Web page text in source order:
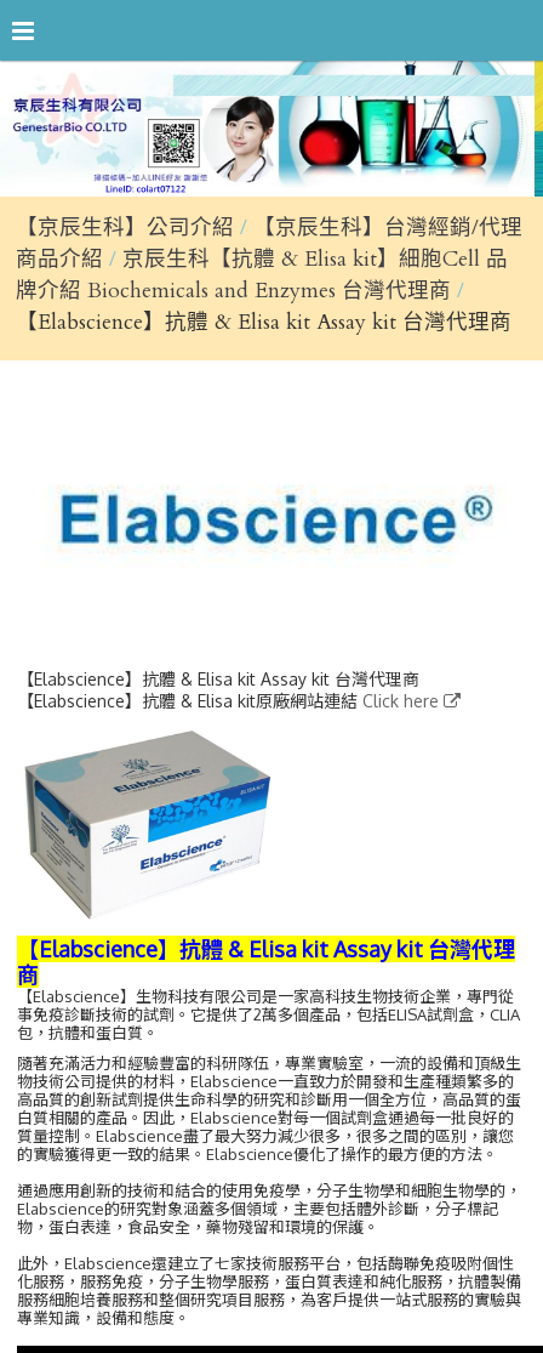
【京辰生科】公司介紹
【京辰生科】台灣經銷/代理
商品介紹 京辰生科【抗體 & Elisa kit】細胞Cell 品
牌介紹 Biochemicals and Enzymes 台灣代理商
【Elabscience】抗體 & Elisa kit Assay kit 台灣代理商
【Elabscience】抗體 & Elisa kit Assay kit 台灣代理商
【Elabscience】抗體 & Elisa kit原廠網站連結 Click here
【Elabscience】抗體 & Elisa kit Assay kit 台灣代理
商
【Elabscience】 生物科技有限公司是一家高科技生物技術企業，專門從
事免疫診斷技術的試劑。它提供了2萬多個產品，包括ELISA試劑盒，CLIA
包，抗體和蛋白質。
隨著充滿活力和經驗豐富的科研隊伍，專業實驗室，一流的設備和頂級生
物技術公司提供的材料，Elabscience一直致力於開發和生產種類繁多的
高品質的創新試劑提供生命科學的研究和診斷用一個全方位，高品質的蛋
白質相關的產品。因此，Elabscience對每一個試劑盒通過每一批良好的
質量控制。Elabscience盡了最大努力減少很多，很多之間的區別，讓您
的實驗獲得更一致的結果。Elabscience優化了操作的最方便的方法。
通過應用創新的技術和結合的使用免疫學，分子生物學和細胞生物學的，
Elabscience的研究對象涵蓋多個領域，主要包括體外診斷，分子標記
物，蛋白表達，食品安全，藥物殘留和環境的保護。
此外，Elabscience還建立了七家技術服務平台，包括酶聯免疫吸附個性
化服務，服務免疫，分子生物學服務，蛋白質表達和純化服務，抗體製備
服務細胞培養服務和整個研究項目服務，為客戶提供一站式服務的實驗與
專業知識，設備和態度。